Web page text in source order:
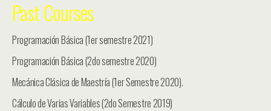
Past Courses
Programación Básica (1er semestre 2021)
Programación Básica (2do semestre 2020)
Mecánica Clásica de Maestría (1er Semestre 2020).
Cálculo de Varias Variables (2do Semestre 2019)